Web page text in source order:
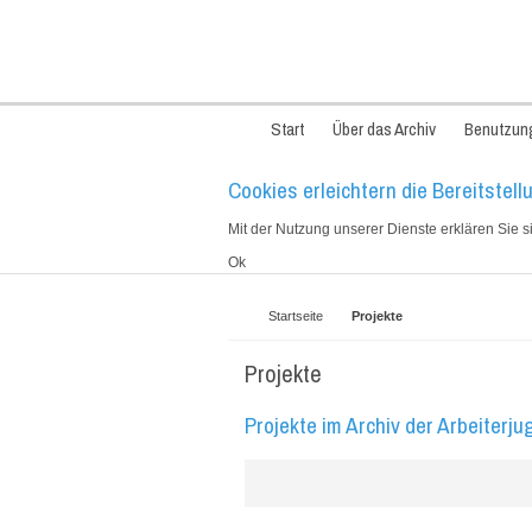
Start Über das Archiv
Cookies erleichtern die
Mit der Nutzung unserer Dienste erklären Sie
Ok
Startseite Projekte
Projekte
Projekte im Archiv der